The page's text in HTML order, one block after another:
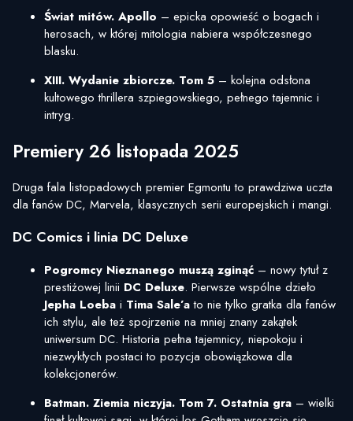
Świat mitów. Apollo – epicka opowieść o bogach i
herosach, w której mitologia nabiera współczesnego
blasku.
XIII. Wydanie zbiorcze. Tom 5 – kolejna odsłona
kultowego thrillera szpiegowskiego, pełnego tajemnic i
intryg.
Premiery 26 listopada 2025
Druga fala listopadowych premier Egmontu to prawdziwa uczta
dla fanów DC, Marvela, klasycznych serii europejskich i mangi.
DC Comics i linia DC Deluxe
Pogromcy Nieznanego muszą zginąć – nowy tytuł z
prestiżowej linii DC Deluxe. Pierwsze wspólne dzieło
Jepha Loeba i Tima Sale’ato nie tylko gratka dla fanów
ich stylu, ale też spojrzenie na mniej znany zakątek
uniwersum DC. Historia pełna tajemnicy, niepokoju i
niezwykłych postaci to pozycja obowiązkowa dla
kolekcjonerów.
Batman. Ziemia niczyja. Tom 7. Ostatnia gra – wielki